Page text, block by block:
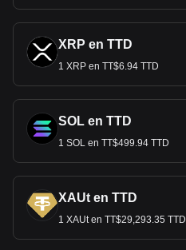
XRP en TTD
1 XRP en TT$6.94 TTD
SOL en TTD
1 SOL en TT$499.94 TTD
XAUt en TTD
1 XAUt en TT$29,293.35 TTD